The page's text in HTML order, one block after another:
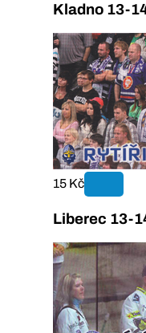
Kladno 13-
15 Kč
Liberec 13-